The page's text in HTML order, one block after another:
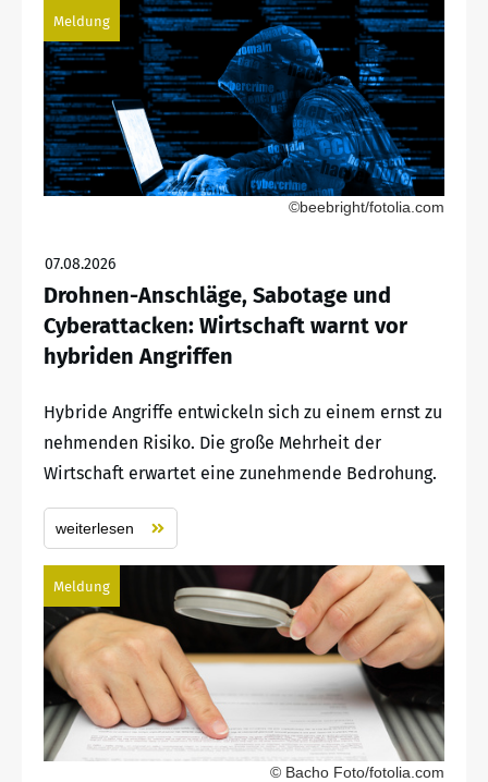
Meldung
©beebright/fotolia.com
07.08.2026
Drohnen-Anschläge, Sabotage und
Cyberattacken: Wirtschaft warnt vor
hybriden Angriffen
Hybride Angriffe entwickeln sich zu einem ernst zu
nehmenden Risiko. Die große Mehrheit der
Wirtschaft erwartet eine zunehmende Bedrohung.
weiterlesen
Meldung
© Bacho Foto/fotolia.com